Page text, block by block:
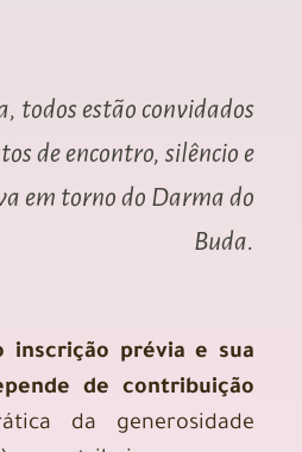
todos estão convidados
de encontro, silêncio e
em torno do Darma do
Buda.
inscrição prévia e sua
de contribuição
da generosidade